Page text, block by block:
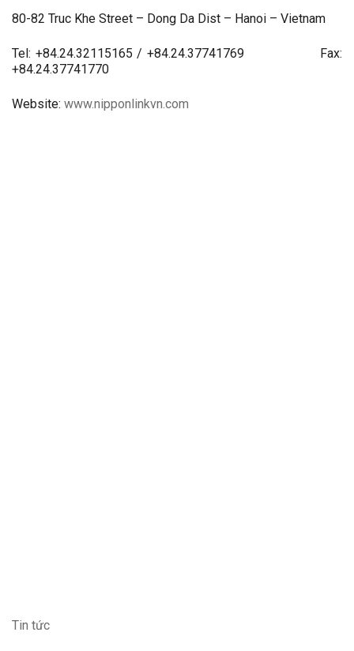
80-82 Truc Khe Street – Dong Da Dist – Hanoi – Vietnam
Tel: +84.24.32115165 / +84.24.37741769 Fax:
+84.24.37741770
Website: www.nipponlinkvn.com
Tin tức